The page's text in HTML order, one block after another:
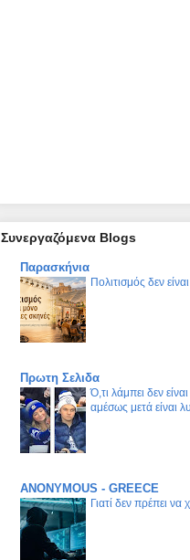
Συνεργαζόμενα Blogs
Παρασκήνια
Πολιτισμός δεν
Πρωτη Σελιδα
Ό,τι λάμπει δεν
αμέσως μετά είναι
ANONYMOUS - GREECE
Γιατί δεν πρέπει